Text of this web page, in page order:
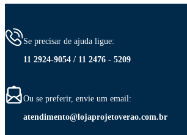
Se precisar de ajuda ligue:
11 2924-9054 / 11 2476 - 5209
Ou se preferir, envie um email:
atendimento@lojaprojetoverao.com.br